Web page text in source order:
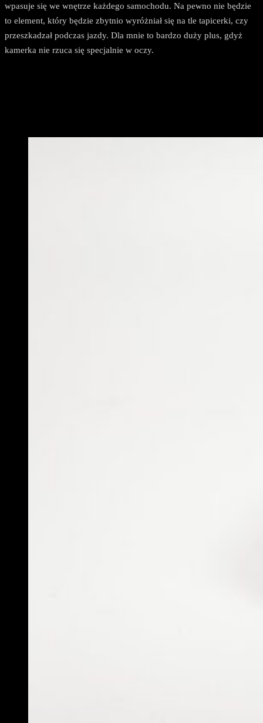
wpasuje się we wnętrze każdego samochodu. Na pewno nie będzie
to element, który będzie zbytnio wyróżniał się na tle tapicerki, czy
przeszkadzał podczas jazdy. Dla mnie to bardzo duży plus, gdyż
kamerka nie rzuca się specjalnie w oczy.